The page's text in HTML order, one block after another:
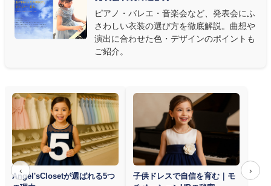
質は衣装で変わります。Angel's Closetのレンタル衣装は、元ピ
アノ教師の店長が発表会・コンクールでのご使用を前提に厳選し
た商品
を多数ご用意しています。
ピアノ・バレエ・音楽会など、発表会にふ
さわしい衣装の選び方を徹底解説。曲想や
演出に合わせた色・デザインのポイントも
ご紹介。
‹ ›
Angel'sClosetが選ばれる5つ
子供ドレスで自信を育む｜モ